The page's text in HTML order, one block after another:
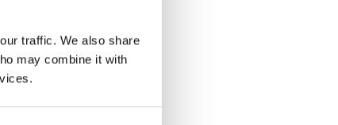
traffic. We also share
may combine it with